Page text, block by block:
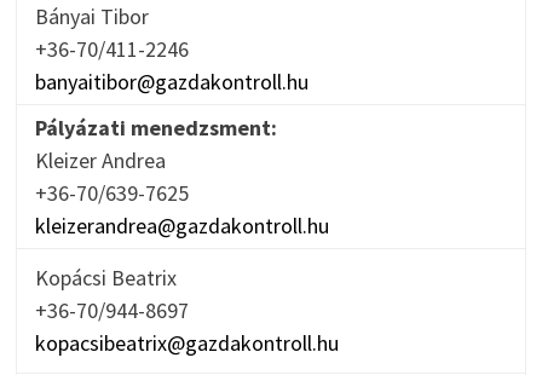
Bányai Tibor
+36-70/411-2246
banyaitibor@gazdakontroll.hu
Pályázati menedzsment:
Kleizer Andrea
+36-70/639-7625
kleizerandrea@gazdakontroll.hu
Kopácsi Beatrix
+36-70/944-8697
kopacsibeatrix@gazdakontroll.hu